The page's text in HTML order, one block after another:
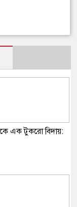
এক টুকরো বিদায়: